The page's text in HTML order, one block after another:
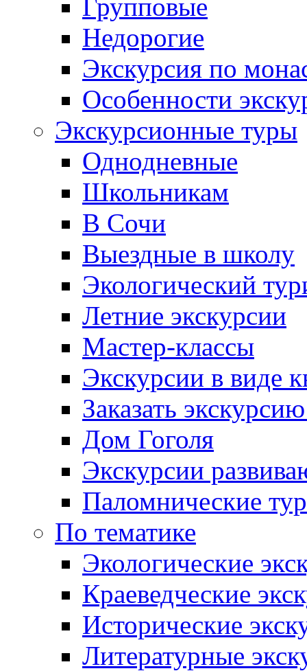
Групповые
Недорогие
Экскурсия по
Особенности
Экскурсионные туры
Однодневные
Школьникам
В Сочи
Выездные в школу
Экологический
Летние экскурсии
Мастер-классы
Экскурсии в виде
Заказать
Дом Гоголя
Экскурсии
Паломнические
По тематике
Экологические
Краеведческие
Исторические
Литературные